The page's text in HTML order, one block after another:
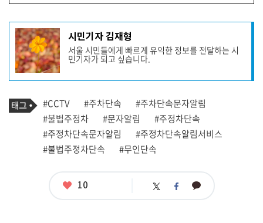
기
사
작
성
자
프
필
시민기자 김재형
서울 시민들에게 빠르게 유익한 정보를 전달하는 시
민기자가 되고 싶습니다.
기
사
관
련
태
그
태
그
#CCTV #주차단속
#주차단속문자알림
#불법주정차
#문자알림
#주정차단속
#주정차단속문자알림
#주정차단속알림서비스
#불법주정차단속
#무인단속
좋
10 트 페 카